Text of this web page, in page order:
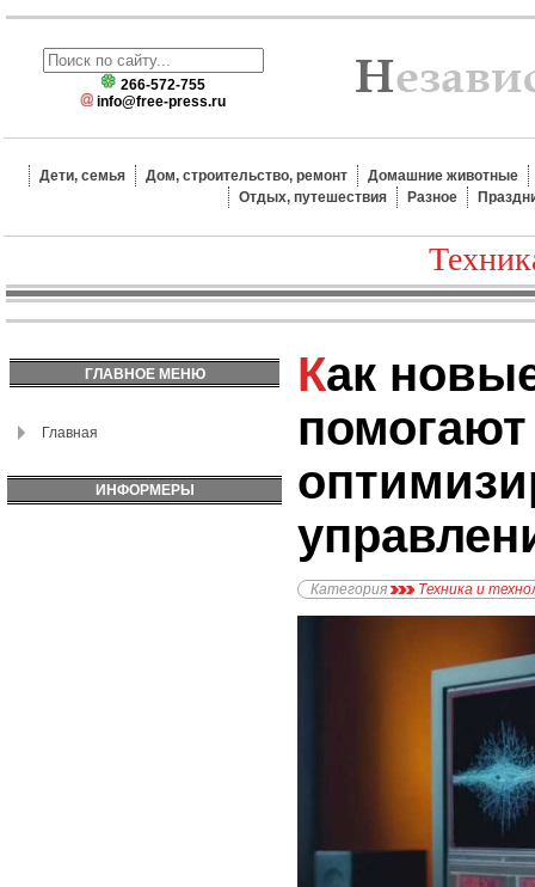
266-572-755
info@free-press.ru
Дети, семья Дом, строительство, ремонт
Домашние животные
Отдых, путешествия
Разное
ГЛАВНОЕ МЕНЮ
Главная
ИНФОРМЕРЫ
Как новые технологии
помогают
Категория Техника и